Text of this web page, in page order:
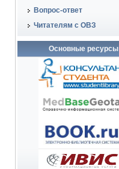
Вопрос-ответ
Читателям с ОВЗ
Основные ресурсы